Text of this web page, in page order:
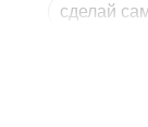
сделай